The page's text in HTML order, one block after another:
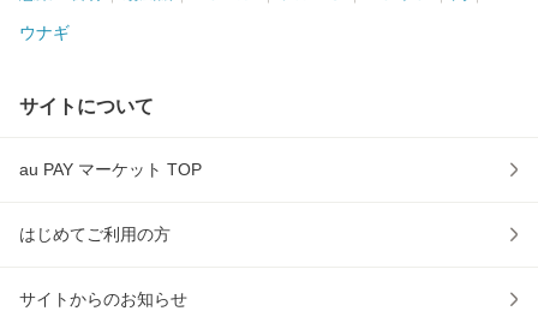
ウナギ
サイトについて
au PAY マーケット TOP
はじめてご利用の方
サイトからのお知らせ